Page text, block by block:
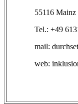
55116 Mainz
Tel.: +49
mail:
web: